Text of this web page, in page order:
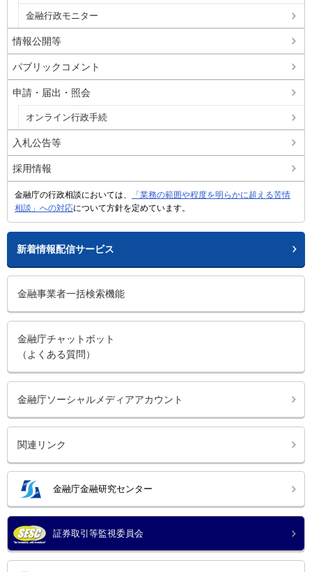
金融行政モニター
情報公開等
パブリックコメント
申請・届出・照会
オンライン行政手続
入札公告等
採用情報
金融庁の行政相談においては、
「業務の範囲や程度を明らかに超える苦情
相談」への対応について方針を定めています。
新着情報配信サービス
金融事業者一括検索機能
金融庁チャットボット
（よくある質問）
金融庁ソーシャルメディアアカウント
関連リンク
金融庁金融研究センター
証券取引等監視委員会